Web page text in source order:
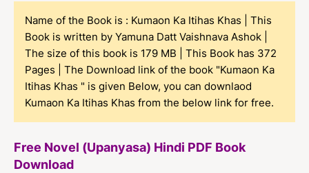
Name of the Book is : Kumaon Ka Itihas Khas | This
Book is written by Yamuna Datt Vaishnava Ashok |
The size of this book is 179 MB | This Book has 372
Pages | The Download link of the book "Kumaon Ka
Itihas Khas " is given Below, you can downlaod
Kumaon Ka Itihas Khas from the below link for free.
Free Novel (Upanyasa) Hindi PDF Book
Download